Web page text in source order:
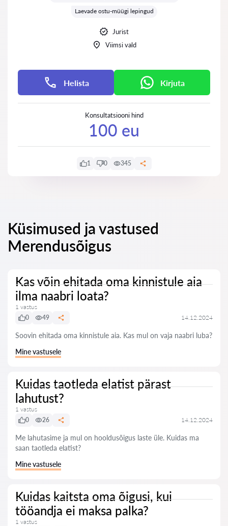
Laevade ostu-müügi lepingud
Jurist
Viimsi vald
Helista Kirjuta
Konsultatsiooni hind
100 eu
1 0 345
Küsimused ja vastused
Merendusõigus
Kas võin ehitada oma kinnistule aia
ilma naabri loata?
1 vastus
0
49 14.12.2024
Soovin ehitada oma kinnistule aia. Kas mul on vaja naabri luba?
Mine vastusele
Kuidas taotleda elatist pärast
lahutust?
1 vastus
0
26 14.12.2024
Me lahutasime ja mul on hooldusõigus laste üle. Kuidas ma
saan taotleda elatist?
Mine vastusele
Kuidas kaitsta oma õigusi, kui
tööandja ei maksa palka?
1 vastus